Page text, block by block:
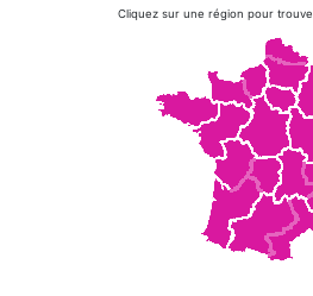
Cliquez sur une région pour